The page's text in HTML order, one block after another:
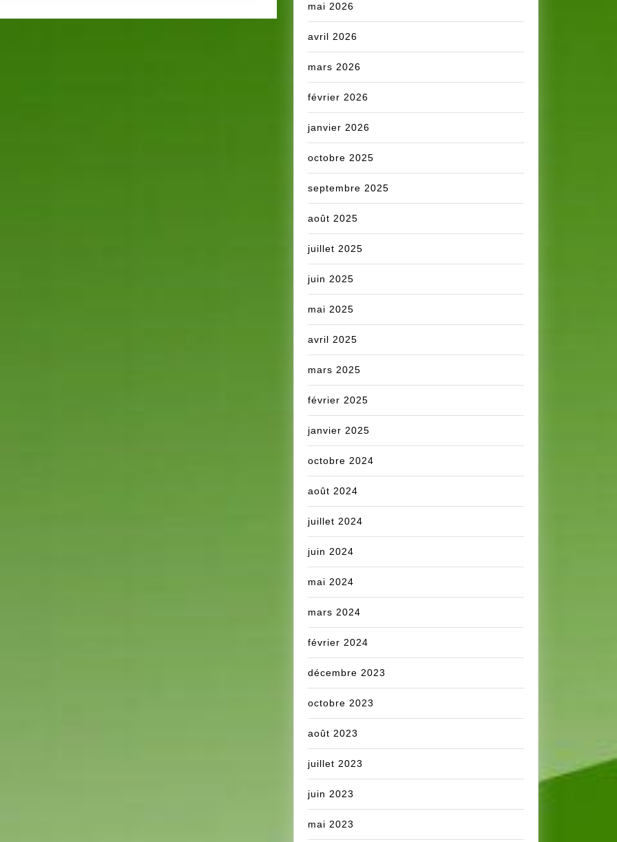
mai 2026
avril 2026
mars 2026
février 2026
janvier 2026
octobre 2025
septembre 2025
août 2025
juillet 2025
juin 2025
mai 2025
avril 2025
mars 2025
février 2025
janvier 2025
octobre 2024
août 2024
juillet 2024
juin 2024
mai 2024
mars 2024
février 2024
décembre 2023
octobre 2023
août 2023
juillet 2023
juin 2023
mai 2023